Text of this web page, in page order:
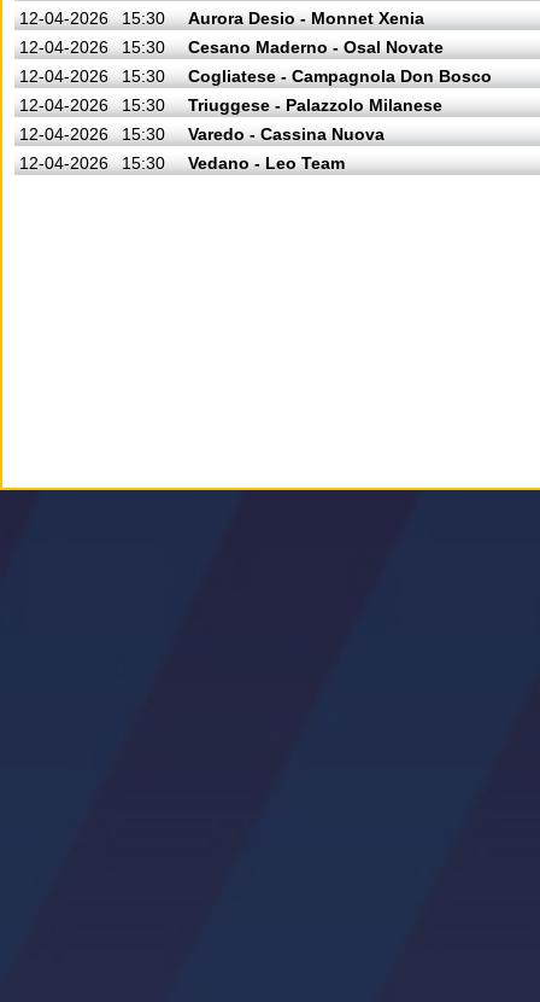
12-04-2026
15:30
Aurora Desio - Monnet Xenia
12-04-2026
15:30
Cesano Maderno - Osal Novate
12-04-2026
15:30
Cogliatese - Campagnola Don Bosco
12-04-2026
15:30
Triuggese - Palazzolo Milanese
12-04-2026
15:30
Varedo - Cassina Nuova
12-04-2026
15:30 Vedano - Leo Team